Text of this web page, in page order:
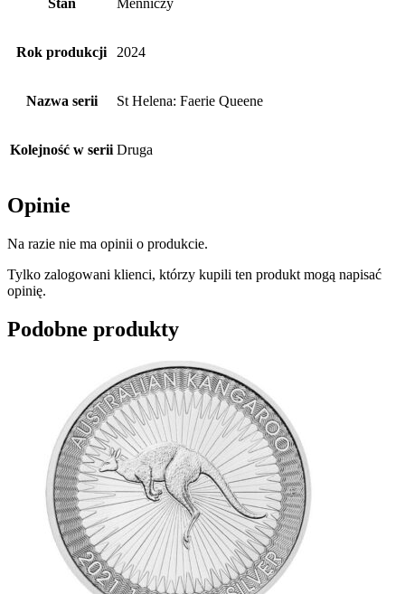
Stan Menniczy
Rok produkcji 2024
Nazwa serii St Helena: Faerie Queene
Kolejność w serii Druga
Opinie
Na razie nie ma opinii o produkcie.
Tylko zalogowani klienci, którzy kupili ten produkt mogą napisać
opinię.
Podobne produkty